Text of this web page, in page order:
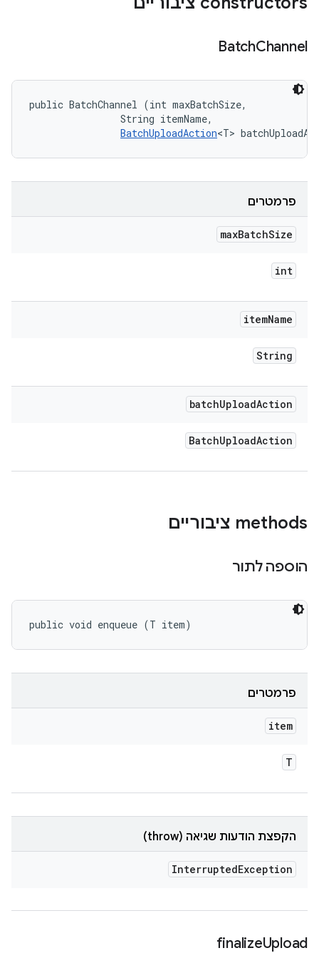
BatchChannel
public BatchChannel (int maxBatchSize,
                String itemName,
BatchUploadAction<T>
פרמטרים
maxBatchSize
int
itemName
String
batchUploadAction
BatchUploadAction
‫methods ציבוריים
הוספה לתור
public void enqueue (T item)
פרמטרים
item
T
הקפצת הודעות שגיאה (throw)
InterruptedException
finalizeUpload